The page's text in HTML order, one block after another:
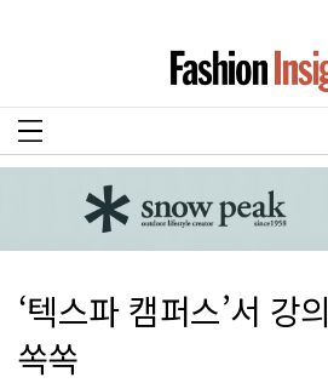
‘텍스파 캠퍼스’서 강
쏙쏙